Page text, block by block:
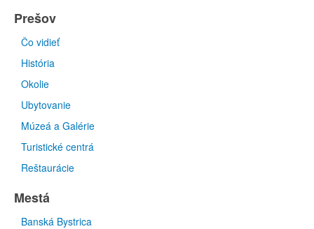
Prešov
Čo vidieť
História
Okolie
Ubytovanie
Múzeá a Galérie
Turistické centrá
Reštaurácie
Mestá
Banská Bystrica